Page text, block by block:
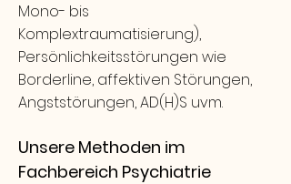
Mono- bis
Komplextraumatisierung),
Persönlichkeitsstörungen wie
Borderline, affektiven Störungen,
Angststörungen, AD(H)S uvm.
Unsere Methoden im
Fachbereich Psychiatrie